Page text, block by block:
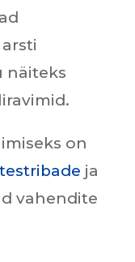
näiteks
on
ja
vahendite